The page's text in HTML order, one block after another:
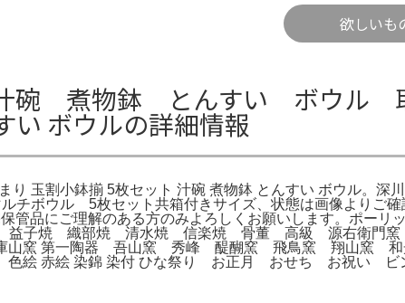
欲しいも
煮物鉢 とんすい ボウル
い ボウルの詳細情報
玉割小鉢揃 5枚セット 汁碗 煮物鉢 とんすい ボウル。深
ボウル 5枚セット共箱付きサイズ、状態は画像よりご確
管品にご理解のある方のみよろしくお願いします。ポーリ
子焼 織部焼 清水焼 信楽焼 骨董 高級 源右衛門窯
窯 第一陶器 吾山窯 秀峰 醍醐窯 飛鳥窯 翔山窯
絵 赤絵 染錦 染付 ひな祭り お正月 おせち お祝い ビ